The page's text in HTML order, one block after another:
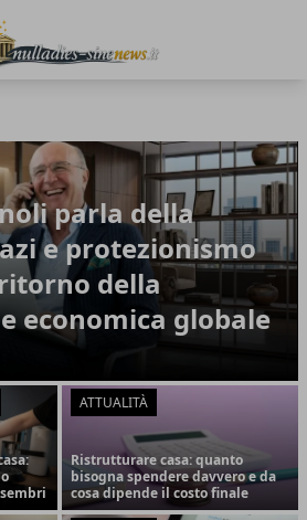
parla della
e protezionismo
della
economica globale
ATTUALITÀ
Ristrutturare casa: quanto
bisogna spendere davvero e da
cosa dipende il costo finale